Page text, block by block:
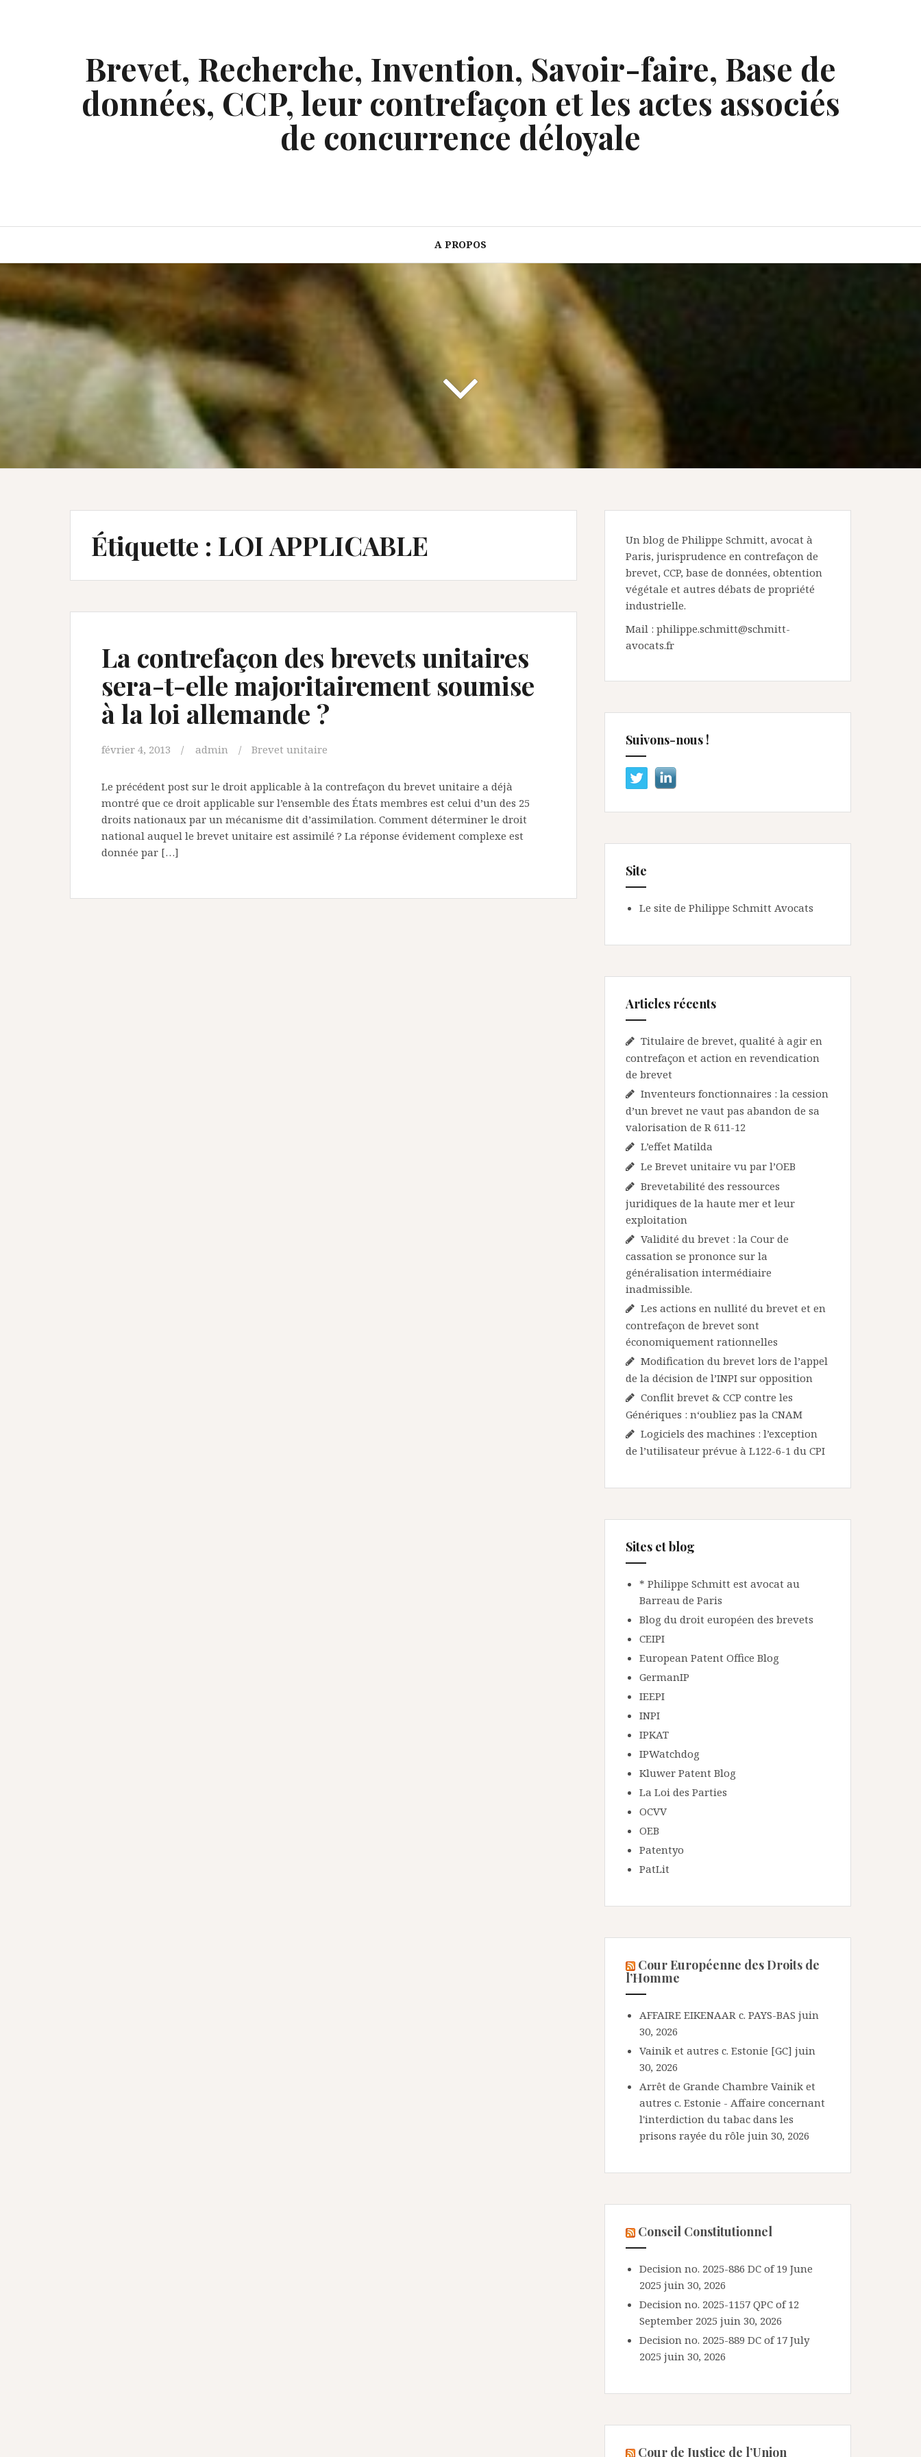
Brevet, Recherche, Invention, Savoir-faire, Base de
données, CCP, leur contrefaçon et les actes associés
de concurrence déloyale
A PROPOS
Étiquette : LOI APPLICABLE
La contrefaçon des brevets unitaires
sera-t-elle majoritairement soumise
à la loi allemande ?
février 4, 2013 admin Brevet unitaire
Le précédent post sur le droit applicable à la contrefaçon du brevet unitaire a déjà
montré que ce droit applicable sur l’ensemble des États membres est celui d’un des 25
droits nationaux par un mécanisme dit d’assimilation. Comment déterminer le droit
national auquel le brevet unitaire est assimilé ? La réponse évidement complexe est
donnée par […]
Un blog de Philippe Schmitt, avocat à
Paris, jurisprudence en contrefaçon de
brevet, CCP, base de données, obtention
végétale et autres débats de propriété
industrielle.
Mail : philippe.schmitt@schmitt-
avocats.fr
Suivons-nous !
Site
Le site de Philippe Schmitt Avocats
Articles récents
Titulaire de brevet, qualité à agir en
contrefaçon et action en revendication
de brevet
Inventeurs fonctionnaires : la cession
d’un brevet ne vaut pas abandon de sa
valorisation de R 611-12
L’effet Matilda
Le Brevet unitaire vu par l’OEB
Brevetabilité des ressources
juridiques de la haute mer et leur
exploitation
Validité du brevet : la Cour de
cassation se prononce sur la
généralisation intermédiaire
inadmissible.
Les actions en nullité du brevet et en
contrefaçon de brevet sont
économiquement rationnelles
Modification du brevet lors de l’appel
de la décision de l’INPI sur opposition
Conflit brevet & CCP contre les
Génériques : n‘oubliez pas la CNAM
Logiciels des machines : l’exception
de l’utilisateur prévue à L122-6-1 du CPI
Sites et blog
* Philippe Schmitt est avocat au
Barreau de Paris
Blog du droit européen des brevets
CEIPI
European Patent Office Blog
GermanIP
IEEPI
INPI
IPKAT
IPWatchdog
Kluwer Patent Blog
La Loi des Parties
OCVV
OEB
Patentyo
PatLit
Cour Européenne des Droits de
l’Homme
AFFAIRE EIKENAAR c. PAYS-BAS juin
30, 2026
Vainik et autres c. Estonie [GC] juin
30, 2026
Arrêt de Grande Chambre Vainik et
autres c. Estonie - Affaire concernant
l'interdiction du tabac dans les
prisons rayée du rôle juin 30, 2026
Conseil Constitutionnel
Decision no. 2025-886 DC of 19 June
2025 juin 30, 2026
Decision no. 2025-1157 QPC of 12
September 2025 juin 30, 2026
Decision no. 2025-889 DC of 17 July
2025 juin 30, 2026
Cour de Justice de l’Union